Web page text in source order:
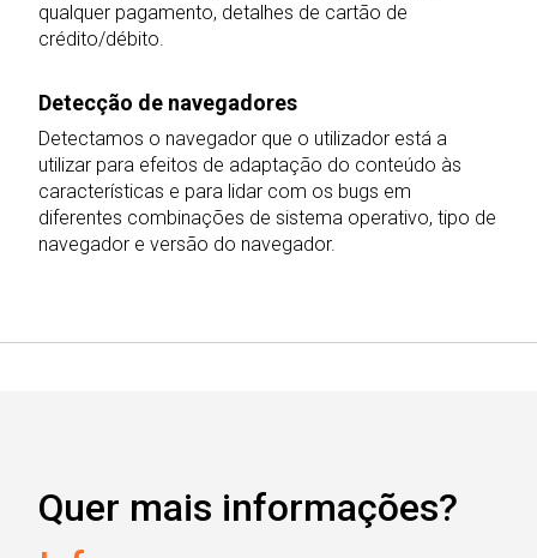
qualquer pagamento, detalhes de cartão de
crédito/débito.
Detecção de navegadores
Detectamos o navegador que o utilizador está a
utilizar para efeitos de adaptação do conteúdo às
características e para lidar com os bugs em
diferentes combinações de sistema operativo, tipo de
navegador e versão do navegador.
Quer mais informações?